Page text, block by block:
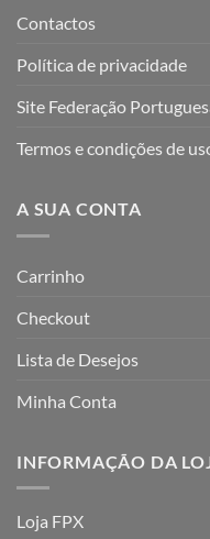
Contactos
Política de privacidade
Site Federação
Termos e condições de
A SUA CONTA
Carrinho
Checkout
Lista de Desejos
Minha Conta
INFORMAÇÃO DA
Loja FPX